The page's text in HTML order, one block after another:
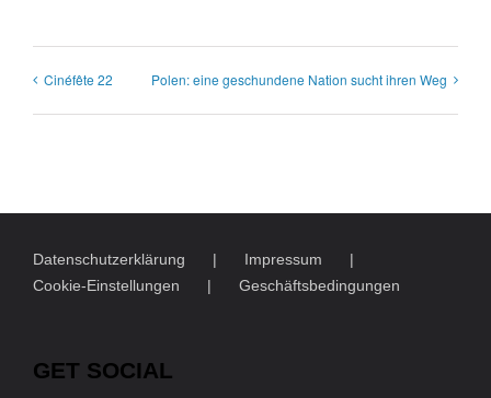
Cinéfête 22 Polen: eine geschundene Nation sucht ihren Weg
Datenschutzerklärung
Impressum
Cookie-Einstellungen
Geschäftsbedingungen
GET SOCIAL